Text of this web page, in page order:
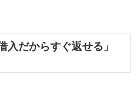
入だからすぐ返せる」